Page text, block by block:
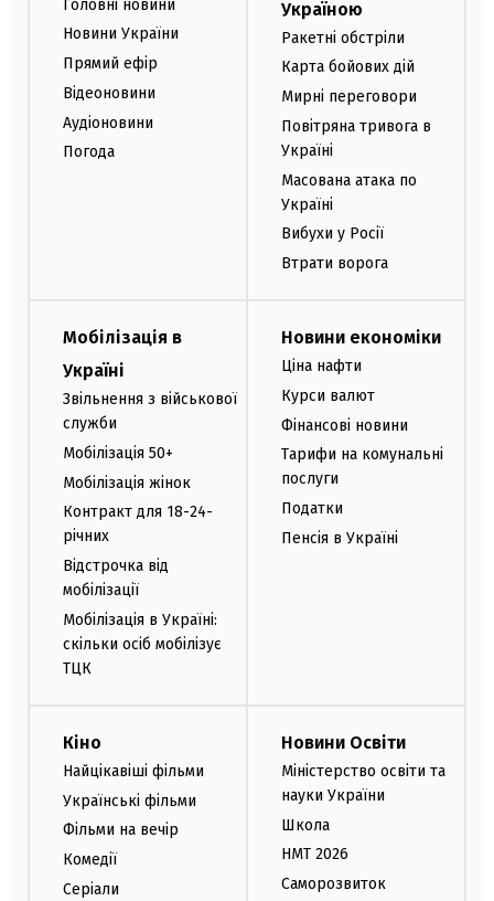
Головні новини
Новини України
Прямий ефір
Відеоновини
Аудіоновини
Погода
Україною
Ракетні обстріли
Карта бойових дій
Мирні переговори
Повітряна тривога в
Україні
Масована атака по
Україні
Вибухи у Росії
Втрати ворога
Мобілізація в
Україні
Звільнення з військової
служби
Мобілізація 50+
Мобілізація жінок
Контракт для 18-24-
річних
Відстрочка від
мобілізації
Мобілізація в Україні:
скільки осіб мобілізує
ТЦК
Новини економіки
Ціна нафти
Курси валют
Фінансові новини
Тарифи на комунальні
послуги
Податки
Пенсія в Україні
Кіно
Найцікавіші фільми
Українські фільми
Фільми на вечір
Комедії
Серіали
Новини Освіти
Міністерство освіти та
науки України
Школа
НМТ 2026
Саморозвиток